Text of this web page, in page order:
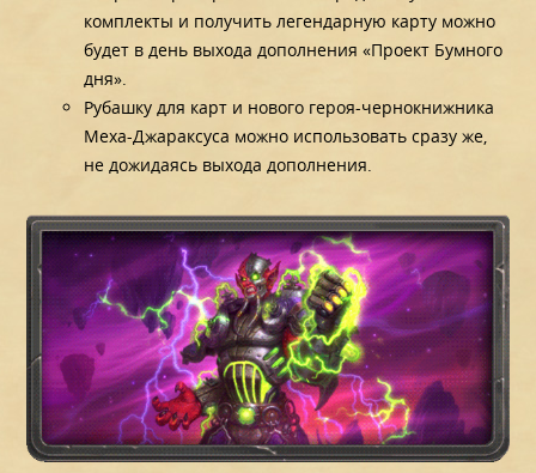
комплекты и получить легендарную карту можно
будет в день выхода дополнения «Проект Бумного
дня».
Рубашку для карт и нового героя-чернокнижника
Меха-Джараксуса можно использовать сразу же,
не дожидаясь выхода дополнения.